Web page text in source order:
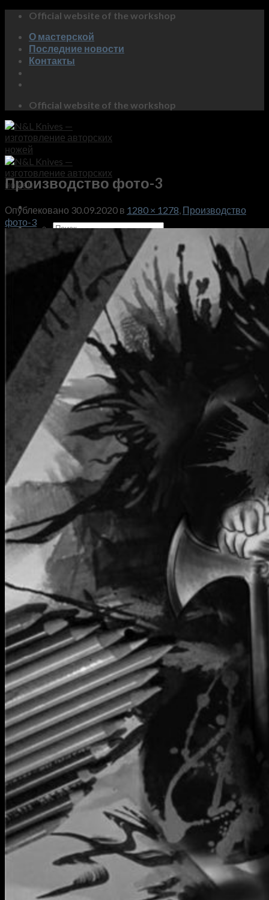
Skip
content
Official website of the workshop
О мастерской
Последние новости
Контакты
Official website of the workshop
Искать:
Магазин
Коллекция
Информация
Уход и обслуживание
О мастерской
Контакты
Гарантия
English
RUB
Корзина пуста.
Корзина
Корзина пуста.
Производство фото-3
Опублековано 30.09.2020 в 1280 × 1278, Производство
фото-3